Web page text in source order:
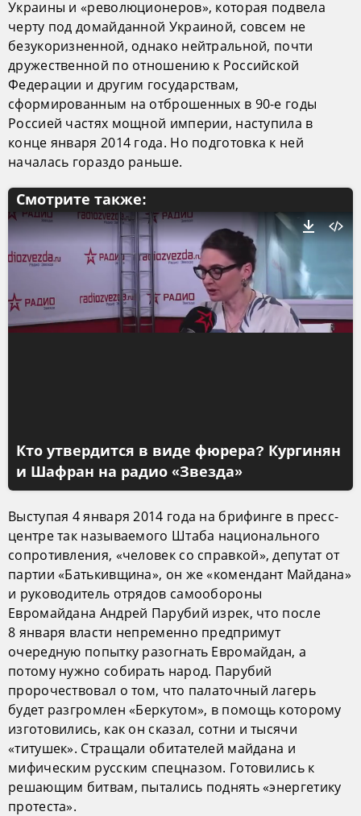
Украины и «революционеров», которая подвела
черту под домайданной Украиной, совсем не
безукоризненной, однако нейтральной, почти
дружественной по отношению к Российской
Федерации и другим государствам,
сформированным на отброшенных в 90-е годы
Россией частях мощной империи, наступила в
конце января 2014 года. Но подготовка к ней
началась гораздо раньше.
Смотрите также:
Кто утвердится в виде фюрера? Кургинян
и Шафран на радио «Звезда»
Выступая 4 января 2014 года на брифинге в пресс-
центре так называемого Штаба национального
сопротивления, «человек со справкой», депутат от
партии «Батькивщина», он же «комендант Майдана»
и руководитель отрядов самообороны
Евромайдана Андрей Парубий изрек, что после
8 января власти непременно предпримут
очередную попытку разогнать Евромайдан, а
потому нужно собирать народ. Парубий
пророчествовал о том, что палаточный лагерь
будет разгромлен «Беркутом», в помощь которому
изготовились, как он сказал, сотни и тысячи
«титушек». Стращали обитателей майдана и
мифическим русским спецназом. Готовились к
решающим битвам, пытались поднять «энергетику
протеста».